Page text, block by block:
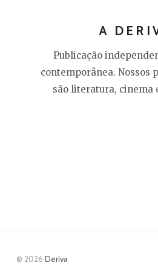
A
Publicação
contemporânea. Nossos
são literatura, cinema
© 2026 Deriva